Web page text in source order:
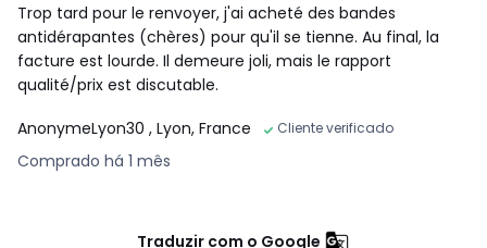
Trop tard pour le renvoyer, j'ai acheté des bandes
antidérapantes (chères) pour qu'il se tienne. Au final, la
facture est lourde. Il demeure joli, mais le rapport
qualité/prix est discutable.
AnonymeLyon30 , Lyon, France Cliente verificado
Comprado há 1 mês
Traduzir com o Google